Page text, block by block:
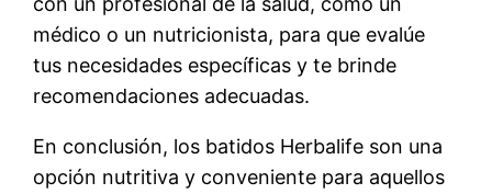
médico o un nutricionista, para que evalúe
tus necesidades específicas y te brinde
recomendaciones adecuadas.
En conclusión, los batidos Herbalife son una
opción nutritiva y conveniente para aquellos